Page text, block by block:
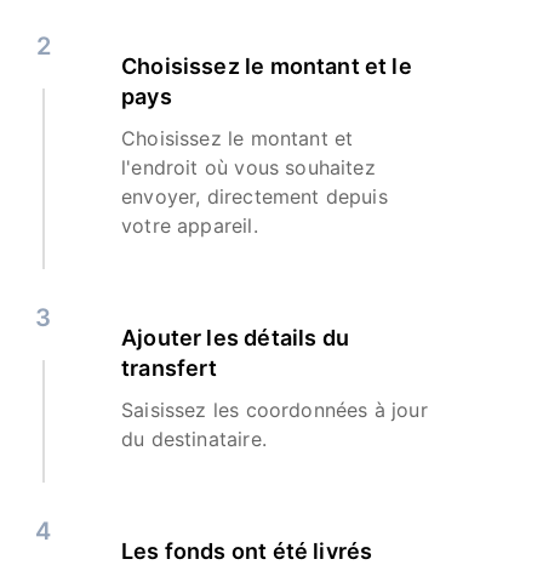
2
Choisissez le montant et le
pays
Choisissez le montant et
l'endroit où vous souhaitez
envoyer, directement depuis
votre appareil.
3
Ajouter les détails du
transfert
Saisissez les coordonnées à jour
du destinataire.
4
Les fonds ont été livrés